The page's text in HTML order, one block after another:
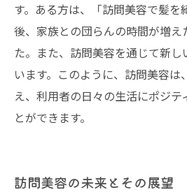
す。ある方は、「訪問美容で髪を
後、家族との団らんの時間が増え
た。また、訪問美容を通じて新
います。このように、訪問美容
え、利用者の日々の生活にポジテ
とができます。
訪問美容の未来とその展望